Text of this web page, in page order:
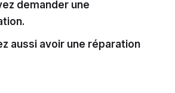
demander une
aussi avoir une réparation